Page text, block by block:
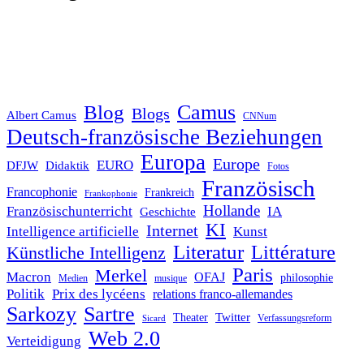
Albert Camus Blog Blogs Camus CNNum
Deutsch-französische Beziehungen
DFJW Didaktik EURO Europa Europe Fotos
Francophonie Frankophonie Frankreich Französisch
Französischunterricht Geschichte Hollande IA
Intelligence artificielle Internet KI Kunst
Künstliche Intelligenz Literatur Littérature
Macron Medien Merkel musique OFAJ Paris philosophie
Politik Prix des lycéens relations franco-allemandes
Sarkozy Sartre Sicard Theater Twitter Verfassungsreform
Verteidigung Web 2.0